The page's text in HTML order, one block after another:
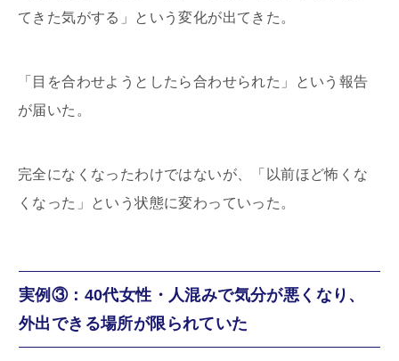
てきた気がする」という変化が出てきた。
「目を合わせようとしたら合わせられた」という報告
が届いた。
完全になくなったわけではないが、「以前ほど怖くな
くなった」という状態に変わっていった。
実例③：40代女性・人混みで気分が悪くなり、
外出できる場所が限られていた